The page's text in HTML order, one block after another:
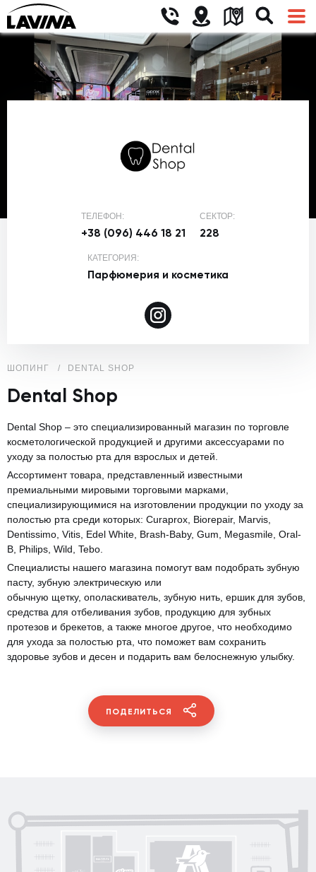
ТЕЛЕФОН:
+38 (096) 446 18 21
СЕКТОР:
228
КАТЕГОРИЯ:
Парфюмерия и косметика
ШОПИНГ DENTAL SHOP
Dental Shop
Dental Shop – это специализированный магазин по торговле
косметологической продукцией и другими аксессуарами по
уходу за полостью рта для взрослых и детей.
Ассортимент товара, представленный известными
премиальными мировыми торговыми марками,
специализирующимися на изготовлении продукции по уходу за
полостью рта среди которых: Curaprox, Biorepair, Marvis,
Dentissimo, Vitis, Edel White, Brash-Baby, Gum, Megasmile, Oral-
B, Philips, Wild, Tebo.
Специалисты нашего магазина помогут вам подобрать зубную
пасту, зубную электрическую или
обычную щетку, ополаскиватель, зубную нить, ершик для зубов,
средства для отбеливания зубов, продукцию для зубных
протезов и брекетов, а также многое другое, что необходимо
для ухода за полостью рта, что поможет вам сохранить
здоровье зубов и десен и подарить вам белоснежную улыбку.
ПОДЕЛИТЬСЯ